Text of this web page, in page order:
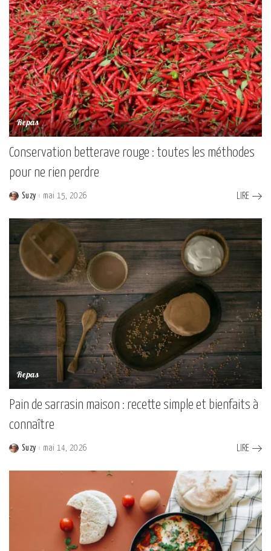
Repas
Conservation betterave rouge : toutes les méthodes
pour ne rien perdre
Posted
Suzy mai 15, 2026 LIRE
Repas
Pain de sarrasin maison : recette simple et bienfaits à
connaître
Posted
Suzy mai 14, 2026 LIRE